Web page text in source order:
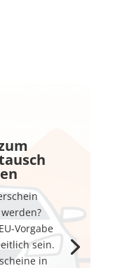
Vorgabe
sein.
in